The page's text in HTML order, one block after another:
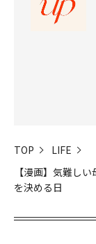
TOP
LIFE
【漫画】気難し
を決める日